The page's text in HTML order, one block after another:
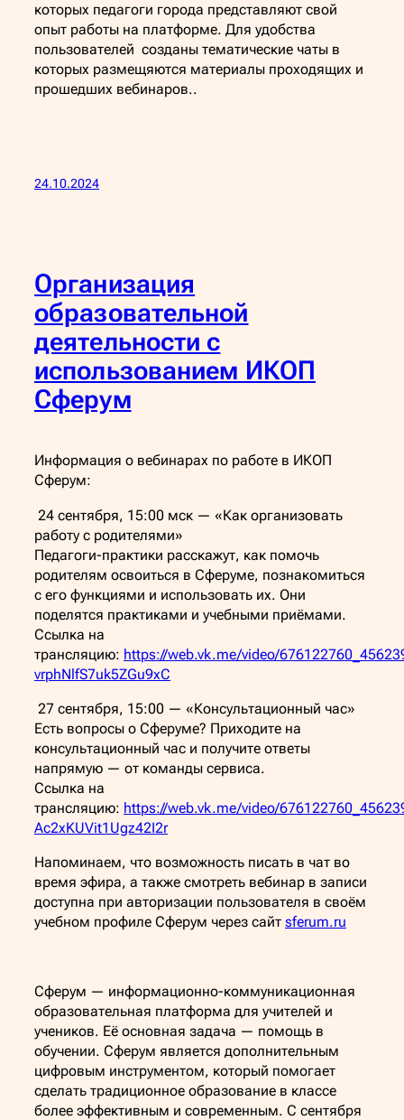
которых педагоги города представляют свой
опыт работы на платформе. Для удобства
пользователей созданы тематические чаты в
которых размещяются материалы проходящих и
прошедших вебинаров..
24.10.2024
Организация
образовательной
деятельности с
использованием ИКОП
Сферум
Информация о вебинарах по работе в ИКОП
Сферум:
24 сентября, 15:00 мск — «Как организовать
работу с родителями»
Педагоги-практики расскажут, как помочь
родителям освоиться в Сферуме, познакомиться
с его функциями и использовать их. Они
поделятся практиками и учебными приёмами.
Ссылка на
трансляцию: https://web.vk.me/video/
vrphNlfS7uk5ZGu9xC
27 сентября, 15:00 — «Консультационный час»
Есть вопросы о Сферуме? Приходите на
консультационный час и получите ответы
напрямую — от команды сервиса.
Ссылка на
трансляцию: https://web.vk.me/video/
Ac2xKUVit1Ugz42I2r
Напоминаем, что возможность писать в чат во
время эфира, а также смотреть вебинар в записи
доступна при авторизации пользователя в своём
учебном профиле Сферум через сайт sferum.ru
Сферум — информационно-коммуникационная
образовательная платформа для учителей и
учеников. Её основная задача — помощь в
обучении. Сферум является дополнительным
цифровым инструментом, который помогает
сделать традиционное образование в классе
более эффективным и современным. С сентября